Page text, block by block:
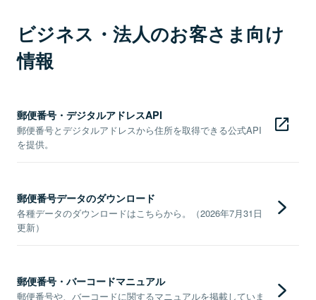
ビジネス・法人のお客さま向け
情報
郵便番号・デジタルアドレスAPI
郵便番号とデジタルアドレスから住所を取得できる公式API
を提供。
郵便番号データのダウンロード
各種データのダウンロードはこちらから。（2026年7月31日
更新）
郵便番号・バーコードマニュアル
郵便番号や、バーコードに関するマニュアルを掲載していま